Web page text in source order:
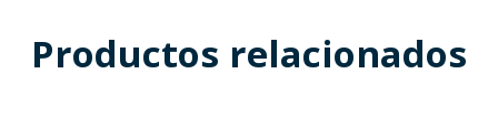
Productos relacionados